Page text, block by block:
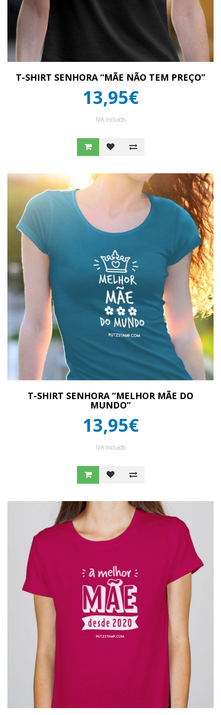
T-SHIRT SENHORA “MÃE NÃO TEM PREÇO”
13,95€
IVA Incluído
T-SHIRT SENHORA “MELHOR MÃE DO
MUNDO”
13,95€
IVA Incluído